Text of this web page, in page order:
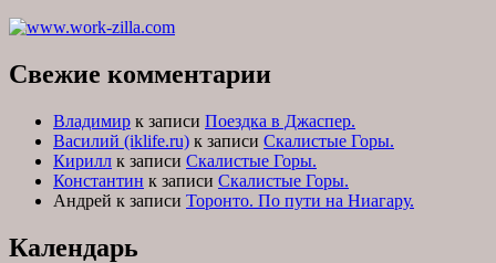
Свежие комментарии
Владимир к записи Поездка в Джаспер.
Василий (iklife.ru) к записи Скалистые Горы.
Кирилл к записи Скалистые Горы.
Константин к записи Скалистые Горы.
Андрей к записи Торонто. По пути на Ниагару.
Календарь